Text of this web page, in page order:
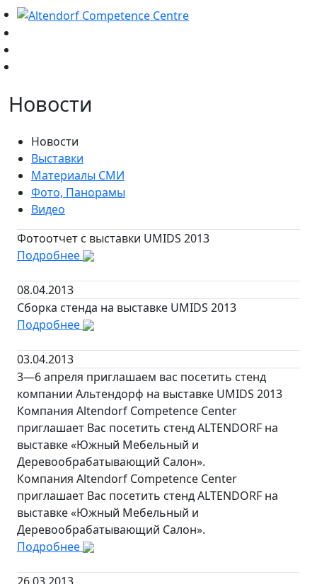
Новости
Новости
Выставки
Материалы СМИ
Фото, Панорамы
Видео
Фотоотчет с выставки UMIDS 2013
Подробнее
08.04.2013
Сборка стенда на выставке UMIDS 2013
Подробнее
03.04.2013
3—6 апреля приглашаем вас посетить стенд
компании Альтендорф на выставке UMIDS 2013
Компания Altendorf Competence Center
приглашает Вас посетить стенд ALTENDORF на
выставке «Южный Мебельный и
Деревообрабатывающий Салон».
Компания Altendorf Competence Center
приглашает Вас посетить стенд ALTENDORF на
выставке «Южный Мебельный и
Деревообрабатывающий Салон».
Подробнее